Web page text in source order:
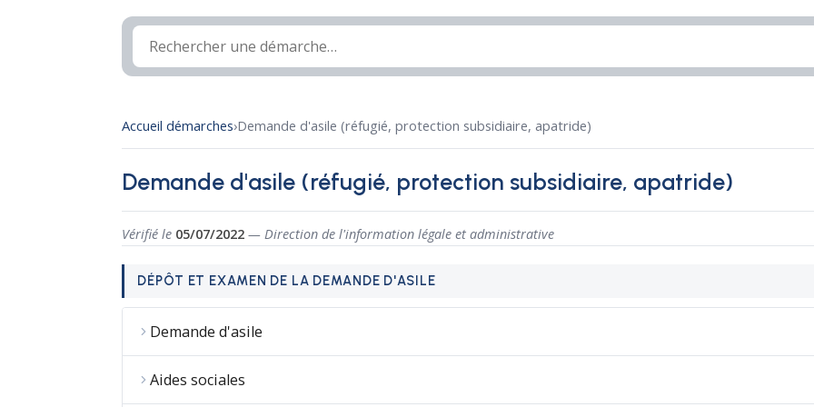
Accueil démarches›Demande d'asile (réfugié, protection subsidiaire, apatride)
Demande d'asile (réfugié, protection subsidiaire, apatride)
Vérifié le 05/07/2022 — Direction de l'information légale et administrative
DÉPÔT ET EXAMEN DE LA DEMANDE D'ASILE
Demande d'asile
Aides sociales